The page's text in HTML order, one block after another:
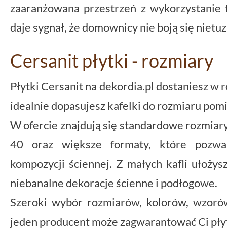
zaaranżowana przestrzeń z
daje sygnał, że domownicy nie boją się
Cersanit płytki - rozmiary
Płytki Cersanit na dekordia.pl dostaniesz w
idealnie dopasujesz kafelki do rozmiaru
W ofercie znajdują się standardowe
40 oraz większe formaty, które
kompozycji ściennej. Z małych kafli
niebanalne dekoracje ścienne i podłogowe.
Szeroki wybór rozmiarów, kolorów,
jeden producent może zagwarantować Ci